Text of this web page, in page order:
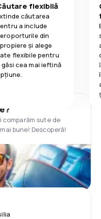
flexibilă
căutarea
a include
din
și alege
flexibile pentru
găsi cea mai ieftină
sute de
bune! Descoperă!